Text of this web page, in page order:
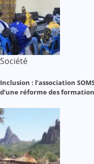
Société
Inclusion : l’association
d’une réforme des